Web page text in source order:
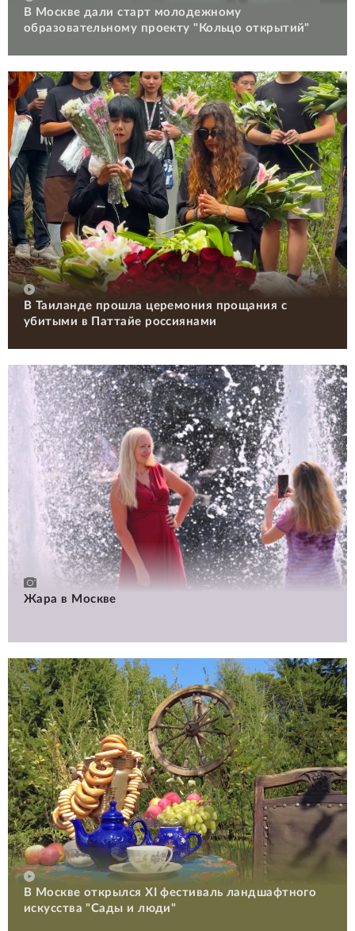
В Москве дали старт молодежному
образовательному проекту "Кольцо открытий"
В Таиланде прошла церемония прощания с
убитыми в Паттайе россиянами
Жара в Москве
В Москве открылся XI фестиваль ландшафтного
искусства "Сады и люди"